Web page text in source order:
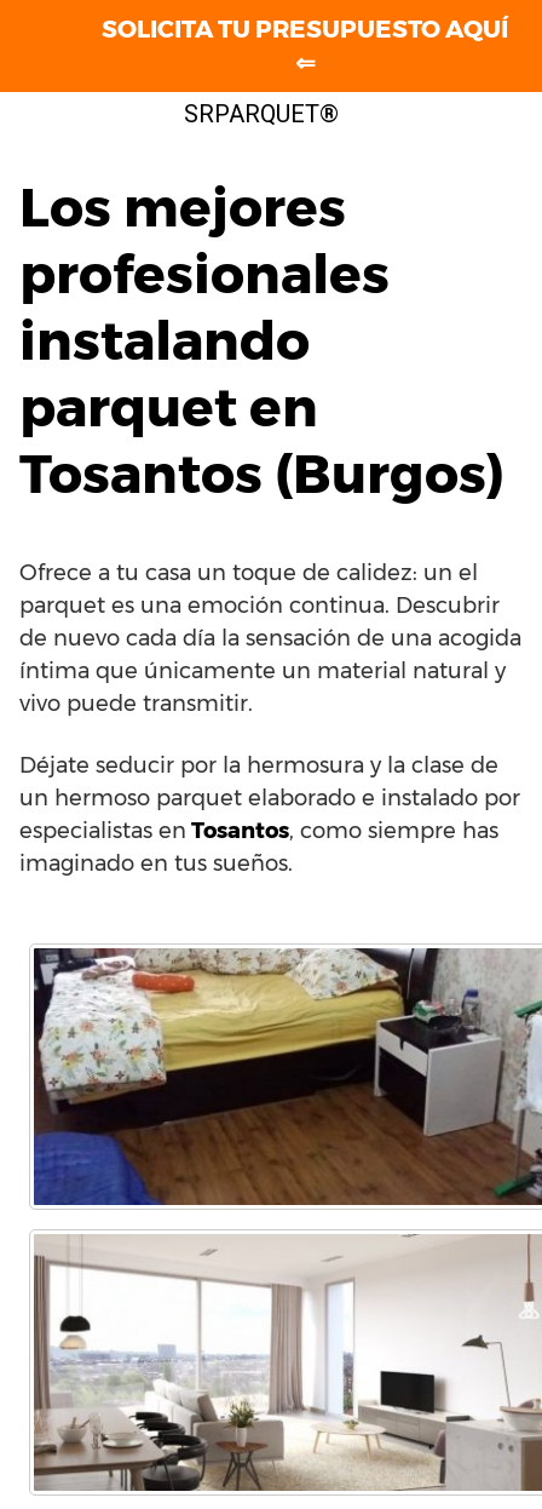
SRPARQUET®
Los mejores
profesionales
instalando
parquet en
Tosantos (Burgos)
Ofrece a tu casa un toque de calidez: un el
parquet es una emoción continua. Descubrir
de nuevo cada día la sensación de una acogida
íntima que únicamente un material natural y
vivo puede transmitir.
Déjate seducir por la hermosura y la clase de
un hermoso parquet elaborado e instalado por
especialistas en Tosantos, como siempre has
imaginado en tus sueños.
SOLICITA TU PRESUPUESTO AQUÍ
⇐